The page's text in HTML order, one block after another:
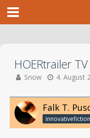
HOERtrailer TV
Snow 4. August
Falk T.
innovativefiction